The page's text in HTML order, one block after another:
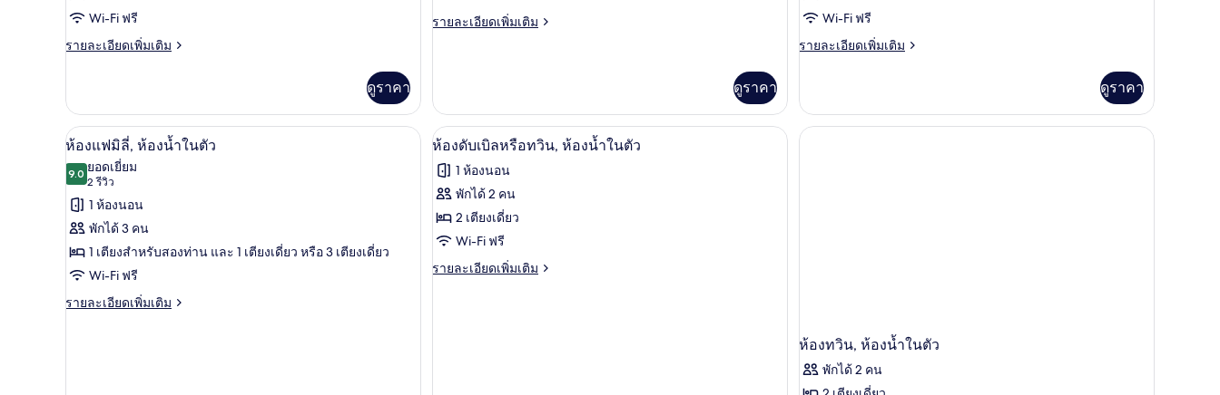
พัก
ดับเบิล,
ห้องน้ำ
Wi-Fi ฟรี
รายละเอียดเพิ่มเติม
ราย
เกี่ยว
กับ
ห้อง
ห้องน้ำ
ตัว
ดูราคา
ซิงเกิล,
รายละเอียดเพิ่มเติม
ราย
กับ
ห้อง
ซิงเกิล,
ห้องน้ำ
ใน
ตัว
ดูราคา
ซิงเกิล,
ห้องน้ำ
วิว
ทะเล
Wi-Fi ฟรี
รายละเอียดเพิ่มเติม
ราย
เกี่ยว
กับ
ห้อง
ดูราคา
เปิด
ภาพถ่าย
ทั้งหมด
ของ
ห้อง
แฟ
มิ
ห้องแฟมิลี่, ห้องน้ำในตัว | Wi-Fi ฟรี, ผ้าปูที่นอน
6
ห้องแฟมิลี่, ห้องน้ำในตัว
9.09.0 จาก 10
ยอดเยี่ยม
2 รีวิว
(2
รีวิว)
1 ห้องนอน
พักได้ 3 คน
1 เตียงสำหรับสองท่าน และ 1 เตียงเดี่ยว หรือ 3 เตียงเดี่ยว
Wi-Fi ฟรี
รายละเอียดเพิ่มเติม
ราย
เปิด
ภาพถ่าย
ทั้งหมด
ของ
ห้อง
ดับเบิล
ห้องดับเบิลหรือทวิน, ห้องน้ำในตัว | Wi-Fi ฟรี, ผ้าปูที่นอน
10
ห้องดับเบิลหรือทวิน, ห้องน้ำในตัว
1 ห้องนอน
พักได้ 2 คน
2 เตียงเดี่ยว
Wi-Fi ฟรี
รายละเอียดเพิ่มเติม
ราย
ห้องทวิน, ห้องน้ำในตัว
พักได้ 2 คน